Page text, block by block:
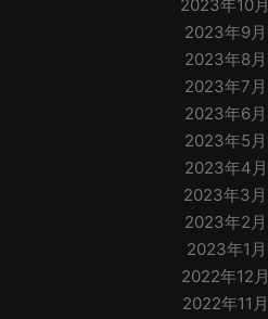
2023年10月
2023年9月
2023年8月
2023年7月
2023年6月
2023年5月
2023年4月
2023年3月
2023年2月
2023年1月
2022年12月
2022年11月